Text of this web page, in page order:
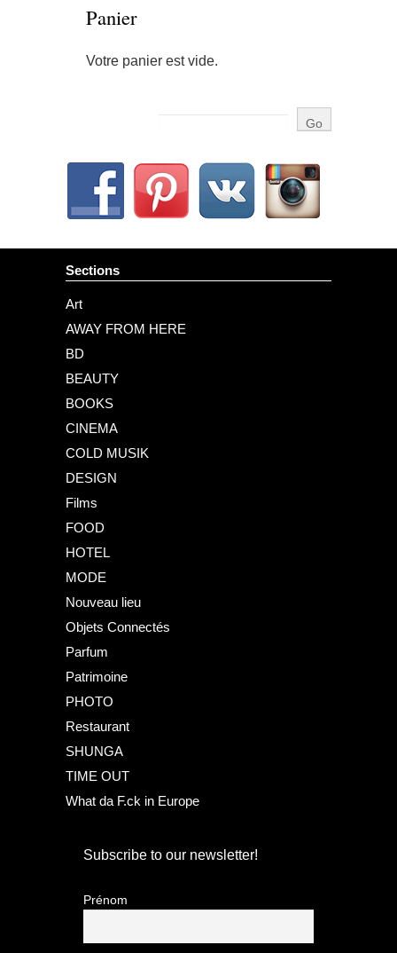
Panier
Votre panier est vide.
Sections
Art
AWAY FROM HERE
BD
BEAUTY
BOOKS
CINEMA
COLD MUSIK
DESIGN
Films
FOOD
HOTEL
MODE
Nouveau lieu
Objets Connectés
Parfum
Patrimoine
PHOTO
Restaurant
SHUNGA
TIME OUT
What da F.ck in Europe
Subscribe to our newsletter!
Prénom